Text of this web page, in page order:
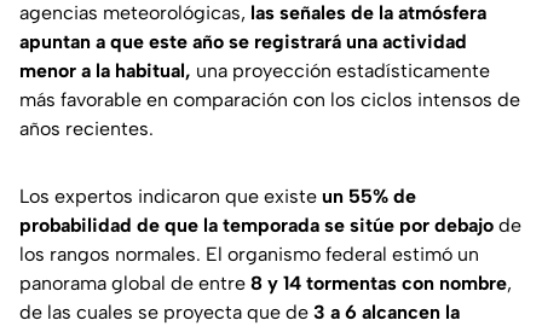
agencias meteorológicas, las señales de la atmósfera
apuntan a que este año se registrará una actividad
menor a la habitual, una proyección estadísticamente
más favorable en comparación con los ciclos intensos de
años recientes.
Los expertos indicaron que existe un 55% de
probabilidad de que la temporada se sitúe por debajo de
los rangos normales. El organismo federal estimó un
panorama global de entre 8 y 14 tormentas con nombre,
de las cuales se proyecta que de 3 a 6 alcancen la